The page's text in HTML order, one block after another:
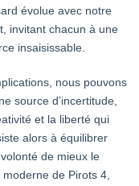
évolue avec notre
invitant chacun à une
insaisissable.
nous pouvons
source d’incertitude,
et la liberté qui
alors à équilibrer
de mieux le
de Pirots 4,